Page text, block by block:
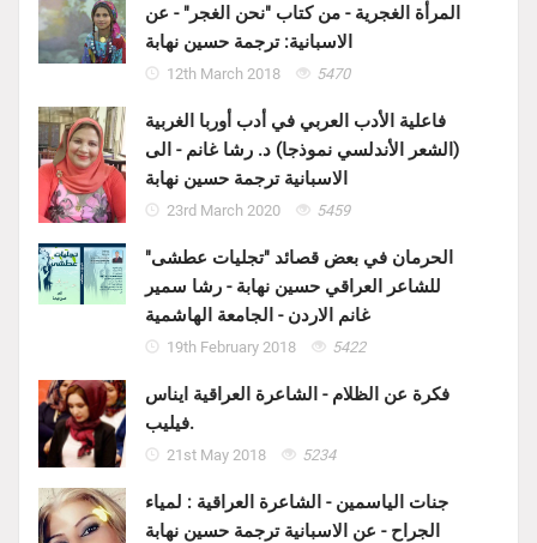
المرأة الغجرية - من كتاب "نحن الغجر" - عن
الاسبانية: ترجمة حسين نهابة
12th March 2018 5470
فاعلية الأدب العربي في أدب أوربا الغربية
(الشعر الأندلسي نموذجا) د. رشا غانم - الى
الاسبانية ترجمة حسين نهابة
23rd March 2020 5459
الحرمان في بعض قصائد "تجليات عطشى"
للشاعر العراقي حسين نهابة - رشا سمير
غانم الاردن - الجامعة الهاشمية
19th February 2018 5422
فكرة عن الظلام - الشاعرة العراقية ايناس
فيليب.
21st May 2018 5234
جنات الياسمين - الشاعرة العراقية : لمياء
الجراح - عن الاسبانية ترجمة حسين نهابة